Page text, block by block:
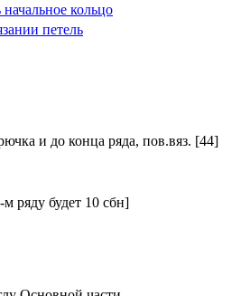
начальное кольцо
петель
и до конца ряда, пов.вяз. [44]
ряду будет 10 сбн]